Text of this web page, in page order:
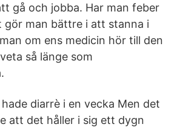
gå och jobba. Har man feber
gör man bättre i att stanna i
om ens medicin hör till den
så länge som
diarrè i en vecka Men det
att det håller i sig ett dygn